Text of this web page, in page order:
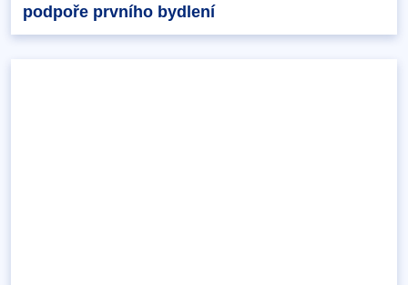
podpoře prvního bydlení